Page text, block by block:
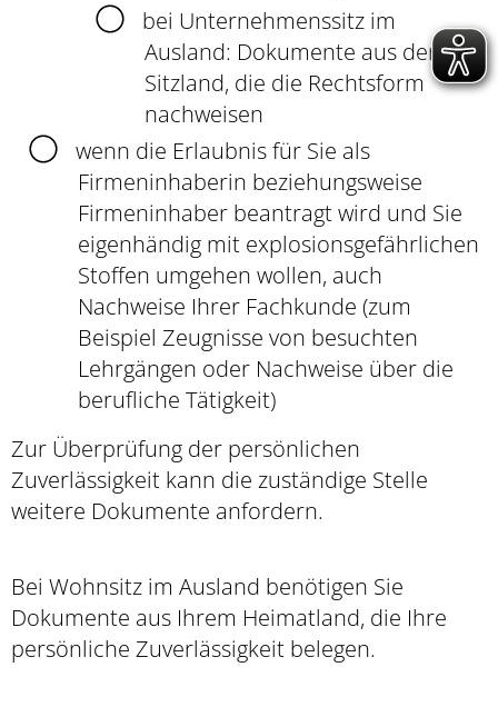
bei Unternehmenssitz im
Ausland: Dokumente aus dem
Sitzland, die die Rechtsform
nachweisen
wenn die Erlaubnis für Sie als
Firmeninhaberin beziehungsweise
Firmeninhaber beantragt wird und Sie
eigenhändig mit explosionsgefährlichen
Stoffen umgehen wollen, auch
Nachweise Ihrer Fachkunde (zum
Beispiel Zeugnisse von besuchten
Lehrgängen oder Nachweise über die
berufliche Tätigkeit)
Zur Überprüfung der persönlichen
Zuverlässigkeit kann die zuständige Stelle
weitere Dokumente anfordern.
Bei Wohnsitz im Ausland benötigen Sie
Dokumente aus Ihrem Heimatland, die Ihre
persönliche Zuverlässigkeit belegen.